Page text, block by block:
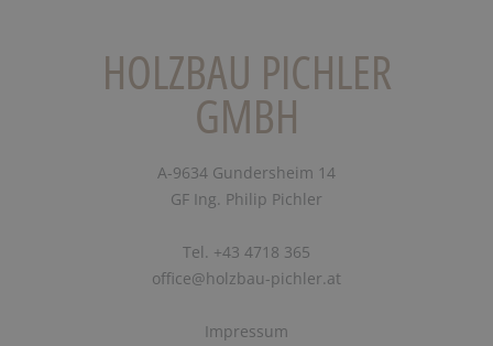
HOLZBAU PICHLER
GMBH
A-9634 Gundersheim 14
GF Ing. Philip Pichler
Tel. +43 4718 365
office@holzbau-pichler.at
Impressum